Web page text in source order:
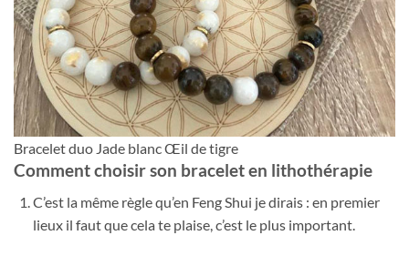
Bracelet duo Jade blanc Œil de tigre
Comment choisir son bracelet en lithothérapie
C’est la même règle qu’en Feng Shui je dirais : en premier
lieux il faut que cela te plaise, c’est le plus important.